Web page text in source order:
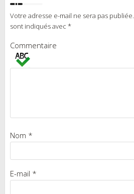
Votre adresse e-mail ne sera pas publiée.
sont indiqués avec *
Commentaire
Nom *
E-mail *